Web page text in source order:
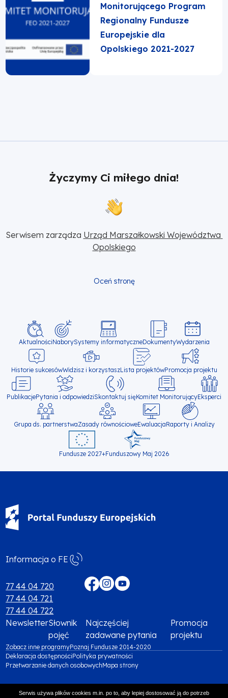
Serwis używa plików cookies m.in. po to, aby lepiej dostosować ją do potrzeb
Monitorującego Program
Regionalny Fundusze
Europejskie dla
Opolskiego 2021-2027
Życzymy Ci miłego dnia!
Serwisem zarządza Urząd Marszałkowski Województwa
Opolskiego
Oceń stronę
Główna
nawigacja
AktualnościNaborySystemy informatyczneWill
open
in
new
DokumentyWydarzenia
Historie sukcesówWidzisz i korzystaszLista projektówPromocja projektu
PublikacjePytania i odpowiedziSkontaktuj sięKomitet MonitorującyEksperci
Grupa ds. partnerstwaZasady równościoweEwaluacjaRaporty i Analizy
Fundusze 2027+Funduszowy Maj 2026
Informacja o FE
77 44 04 720
77 44 04 721
77 44 04 722
footer
społecznościowe
footer
top
NewsletterSłownik
pojęć
Najczęściej
zadawane pytania
Promocja
projektu
Menu
footer
Zobacz inne programyWill
open
in
tab
Poznaj Fundusze 2014-2020
Menu
footer
Deklaracja dostępnościPolityka prywatności
Przetwarzanie danych osobowychMapa strony